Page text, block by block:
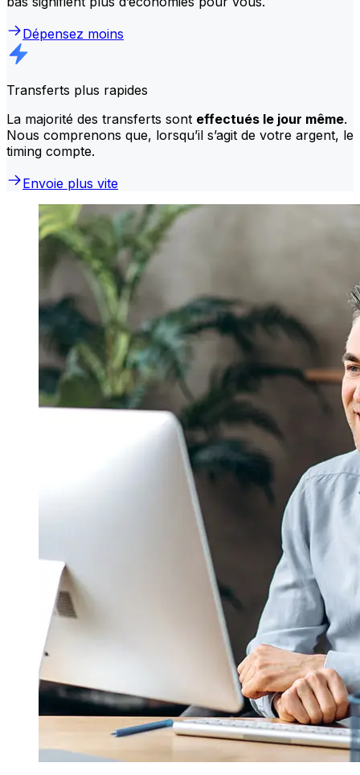
Dépensez moins
Transferts plus rapides
La majorité des transferts sont effectués le jour même.
Nous comprenons que, lorsqu’il s’agit de votre argent, le
timing compte.
Envoie plus vite